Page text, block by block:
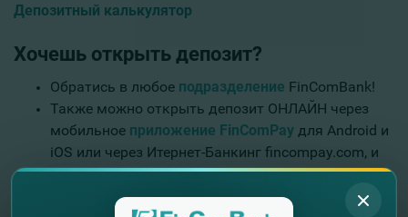
Депозитный калькулятор
Хочешь открыть депозит?
Обратись в любое подразделение FinComBank!
Также можно открыть депозит ОНЛАЙН через
мобильное приложение FinComPay для Android и
iOS или через Итернет-Банкинг fincompay.com, и
наслаждайся повышенной процентной ставкой.